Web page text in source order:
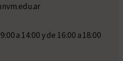
a 14:00 y de 16:00 a 18:00